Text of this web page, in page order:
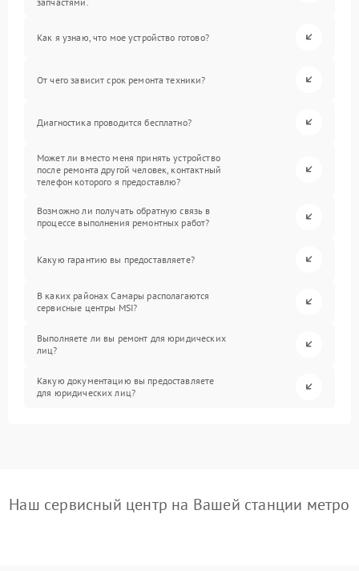
Как я узнаю, что мое устройство готово?
От чего зависит срок ремонта техники?
Диагностика проводится бесплатно?
Может ли вместо меня принять устройство
после ремонта другой человек, контактный
телефон которого я предоставлю?
Возможно ли получать обратную связь в
процессе выполнения ремонтных работ?
Какую гарантию вы предоставляете?
В каких районах Самары располагаются
сервисные центры MSI?
Выполняете ли вы ремонт для юридических
лиц?
Какую документацию вы предоставляете
для юридических лиц?
Наш сервисный центр на Вашей станции метро